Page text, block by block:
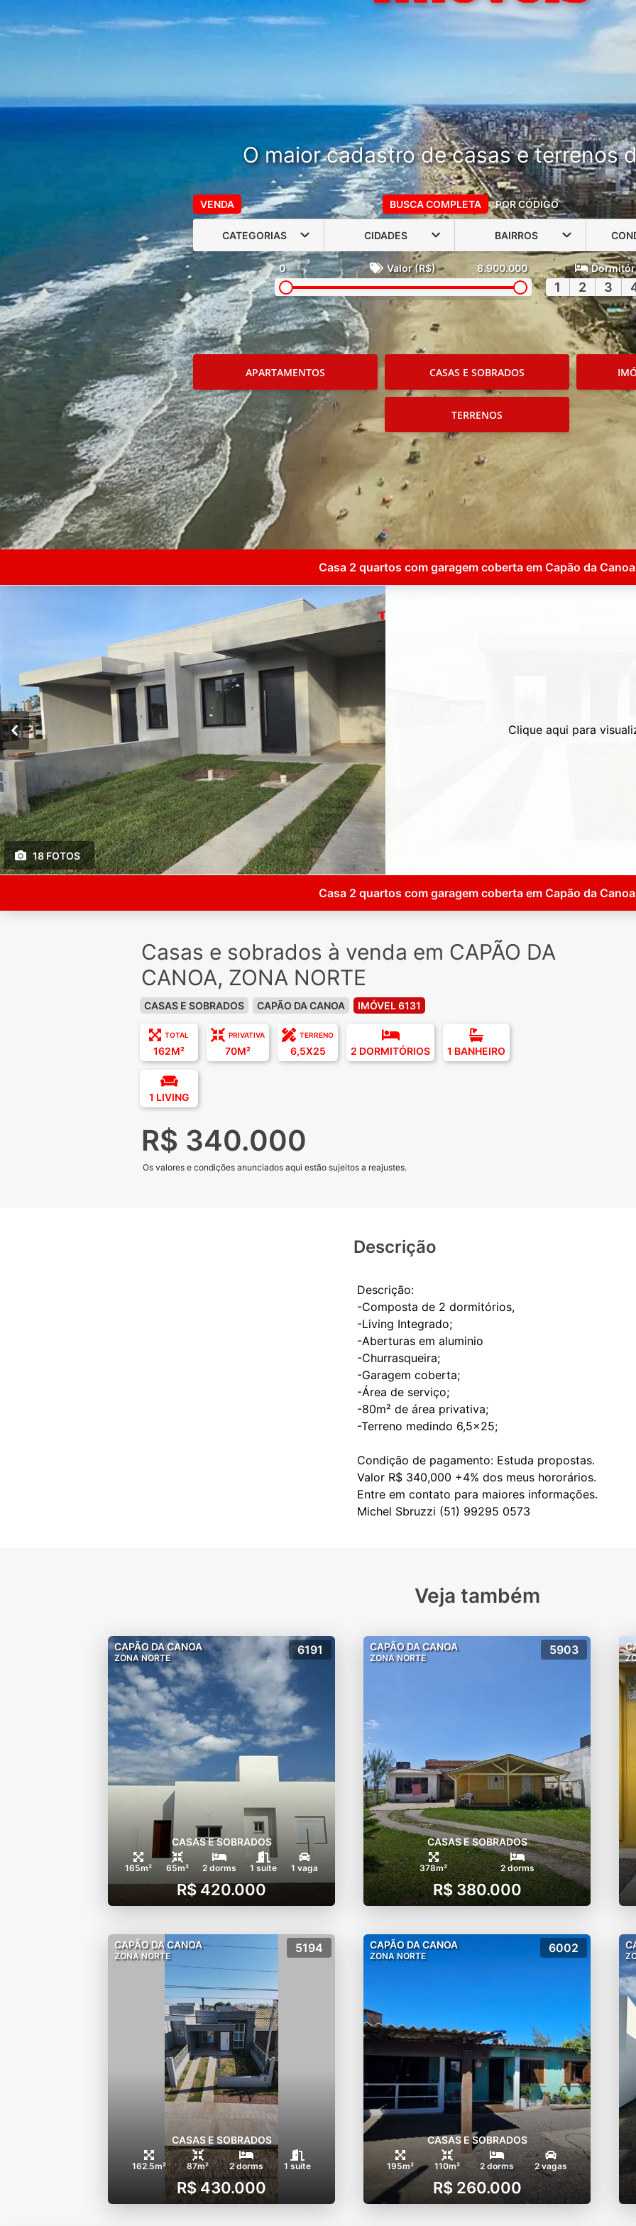
O maior cadastro de casas e terrenos
VENDA BUSCA COMPLETA POR CÓDIGO
CATEGORIAS CIDADES BAIRROS
0 Valor (R$) 8.900.000
1 2 3
APARTAMENTOS CASAS E SOBRADOS
TERRENOS
Casa 2 quartos com garagem coberta em Capão da Canoa
18 FOTOS
Clique aqui para
Casa 2 quartos com garagem coberta em Capão da Canoa
Casas e sobrados à venda em CAPÃO DA
CANOA, ZONA NORTE
CASAS E SOBRADOS CAPÃO DA CANOA IMÓVEL 6131
TOTAL
162M²
PRIVATIVA
70M²
TERRENO
6,5X25 2 DORMITÓRIOS 1 BANHEIRO
1 LIVING
R$ 340.000
Os valores e condições anunciados aqui estão sujeitos a reajustes.
Descrição
Descrição:
-Composta de 2 dormitórios,
-Living Integrado;
-Aberturas em aluminio
-Churrasqueira;
-Garagem coberta;
-Área de serviço;
-80m² de área privativa;
-Terreno medindo 6,5x25;
Condição de pagamento: Estuda propostas.
Valor R$ 340,000 +4% dos meus hororários.
Entre em contato para maiores informações.
Veja também
CAPÃO DA CANOA
ZONA NORTE
6191
CASAS E SOBRADOS
165m² 65m² 2 dorms 1 suíte 1 vaga
R$ 420.000
CAPÃO DA CANOA
ZONA NORTE
5903
CASAS E SOBRADOS
378m² 2 dorms
R$ 380.000
CAPÃO DA CANOA
ZONA NORTE
5194
CASAS E SOBRADOS
162.5m² 87m² 2 dorms 1 suíte
R$ 430.000
CAPÃO DA CANOA
ZONA NORTE
6002
CASAS E SOBRADOS
195m² 110m² 2 dorms 2 vagas
R$ 260.000